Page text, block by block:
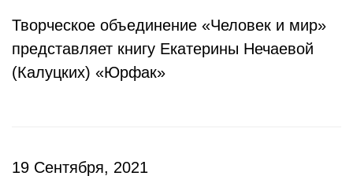
Творческое объединение «Человек и мир»
представляет книгу Екатерины Нечаевой
(Калуцких) «Юрфак»
19 Сентября, 2021